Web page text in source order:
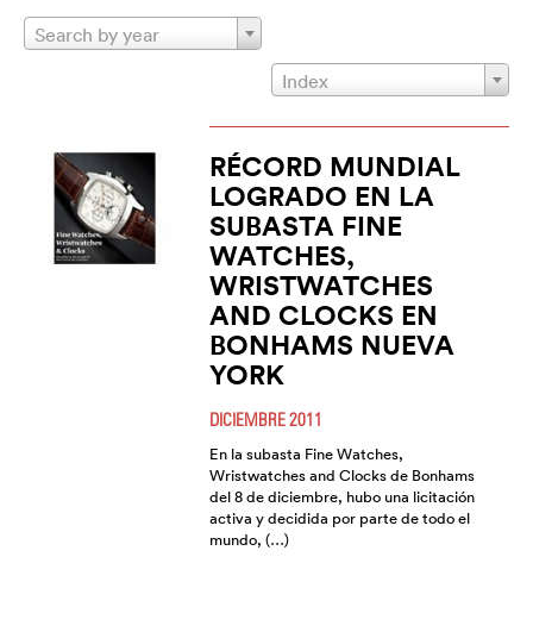
Search by year
Index
RÉCORD MUNDIAL
LOGRADO EN LA
SUBASTA FINE
WATCHES,
WRISTWATCHES
AND CLOCKS EN
BONHAMS NUEVA
YORK
DICIEMBRE 2011
En la subasta Fine Watches,
Wristwatches and Clocks de Bonhams
del 8 de diciembre, hubo una licitación
activa y decidida por parte de todo el
mundo, (…)